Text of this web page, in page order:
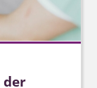
der